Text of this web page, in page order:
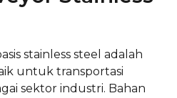
stainless steel adalah
untuk transportasi
sektor industri. Bahan